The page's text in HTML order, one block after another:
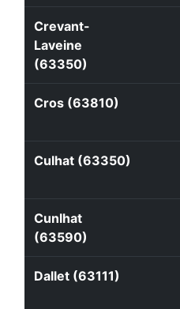
Crevant-
Laveine
(63350)
Cros (63810)
Culhat (63350)
Cunlhat
(63590)
Dallet (63111)